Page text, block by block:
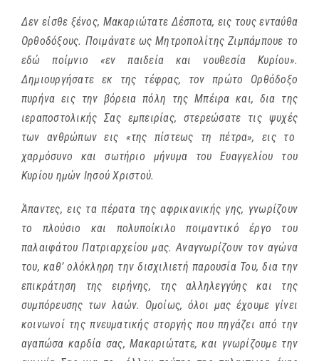
Δεν είσθε ξένος, Μακαριώτατε Δέσποτα, εις τους ενταύθα
Ορθοδόξους. Ποιμάνατε ως Μητροπολίτης Ζιμπάμπουε το
εδώ ποίμνιο «εν παιδεία και νουθεσία Κυρίου».
Δημιουργήσατε εκ της τέφρας, τον πρώτο Ορθόδοξο
πυρήνα εις την βόρεια πόλη της Μπέιρα και, δια της
ιεραποστολικής Σας εμπειρίας, στερεώσατε τις ψυχές
των ανθρώπων εις «της πίστεως τη πέτρα», εις το
χαρμόσυνο και σωτήριο μήνυμα του Ευαγγελίου του
Κυρίου ημών Ιησού Χριστού.
Άπαντες, εις τα πέρατα της αφρικανικής γης, γνωρίζουν
το πλούσιο και πολυποίκιλο ποιμαντικό έργο του
παλαιφάτου Πατριαρχείου μας. Αναγνωρίζουν τον αγώνα
του, καθ’ ολόκληρη την δισχιλιετή παρουσία Του, δια την
επικράτηση της ειρήνης, της αλληλεγγύης και της
συμπόρευσης των λαών. Ομοίως, όλοι μας έχουμε γίνει
κοινωνοί της πνευματικής στοργής που πηγάζει από την
αγαπώσα καρδία σας, Μακαριώτατε, και γνωρίζουμε την